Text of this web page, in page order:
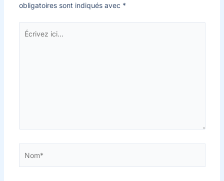
obligatoires sont indiqués avec *
Écrivez
ici…